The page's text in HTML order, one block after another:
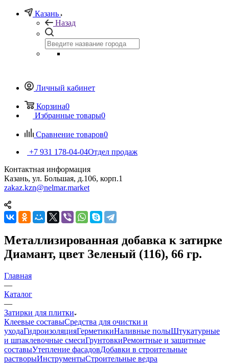
Казань
Назад
Личный кабинет
Корзина0
Избранные товары0
Сравнение товаров0
+7 931 178-04-04Отдел продаж
Контактная информация
Казань, ул. Большая, д.106, корп.1
zakaz.kzn@nelmar.market
Металлизированная добавка к затирке
Диамант, цвет Зеленый (116), 66 гр.
Главная
—
Каталог
—
Затирки для плитки
Клеевые составыСредства для очистки и
уходаГидроизоляцияГерметикиНаливные полыШтукатурные
и шпаклевочные смесиГрунтовкиРемонтные и защитные
составыУтепление фасадовДобавки в строительные
растворыИнструментыСтроительные ведра